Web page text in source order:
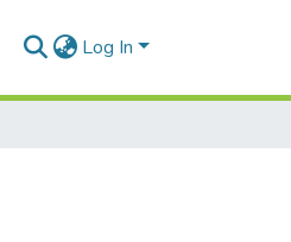
Log In